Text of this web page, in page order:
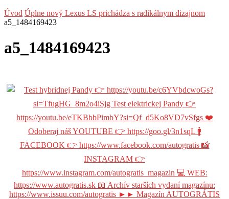
Úvod Úplne nový Lexus LS prichádza s radikálnym dizajnom
a5_1484169423
a5_1484169423